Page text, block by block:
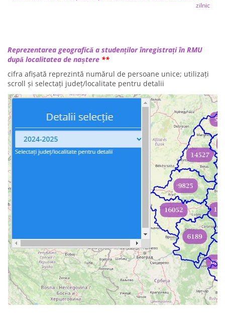
zilnic
Reprezentarea geografică a studenților înregistrați în RMU
după localitatea de naștere **
cifra afișată reprezintă numărul de persoane unice; utilizați
scroll și selectați județ/localitate pentru detalii